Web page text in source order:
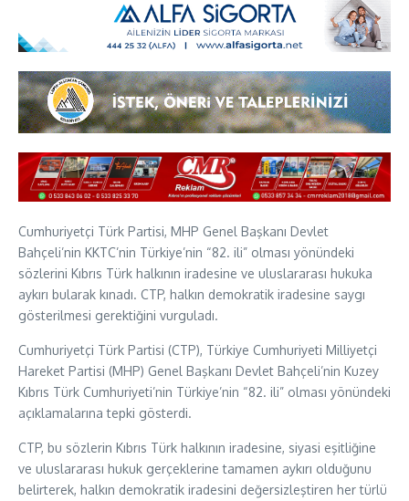
Cumhuriyetçi Türk Partisi, MHP Genel Başkanı Devlet
Bahçeli’nin KKTC’nin Türkiye’nin “82. ili” olması yönündeki
sözlerini Kıbrıs Türk halkının iradesine ve uluslararası hukuka
aykırı bularak kınadı. CTP, halkın demokratik iradesine saygı
gösterilmesi gerektiğini vurguladı.
Cumhuriyetçi Türk Partisi (CTP), Türkiye Cumhuriyeti Milliyetçi
Hareket Partisi (MHP) Genel Başkanı Devlet Bahçeli’nin Kuzey
Kıbrıs Türk Cumhuriyeti’nin Türkiye’nin “82. ili” olması yönündeki
açıklamalarına tepki gösterdi.
CTP, bu sözlerin Kıbrıs Türk halkının iradesine, siyasi eşitliğine
ve uluslararası hukuk gerçeklerine tamamen aykırı olduğunu
belirterek, halkın demokratik iradesini değersizleştiren her türlü